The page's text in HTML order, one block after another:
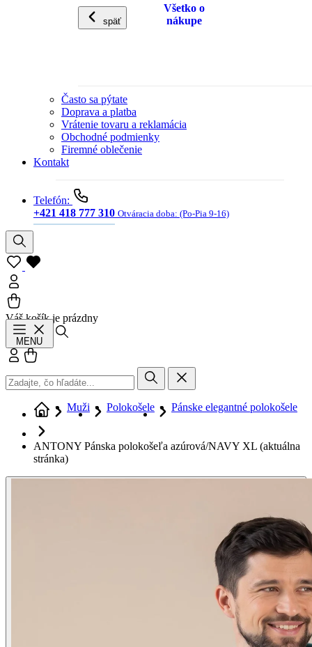
späť
Všetko o
nákupe
Často sa pýtate
Doprava a platba
Vrátenie tovaru a reklamácia
Obchodné podmienky
Firemné oblečenie
Kontakt
Telefón:
+421 418 777 310 Otváracia doba: (Po-Pia 9-16)
Váš košík je prázdny
MENU
Prihlásiť sa
Muži Polokošele Pánske elegantné polokošele
ANTONY Pánska polokošeľa azúrová/NAVY XL (aktuálna
stránka)